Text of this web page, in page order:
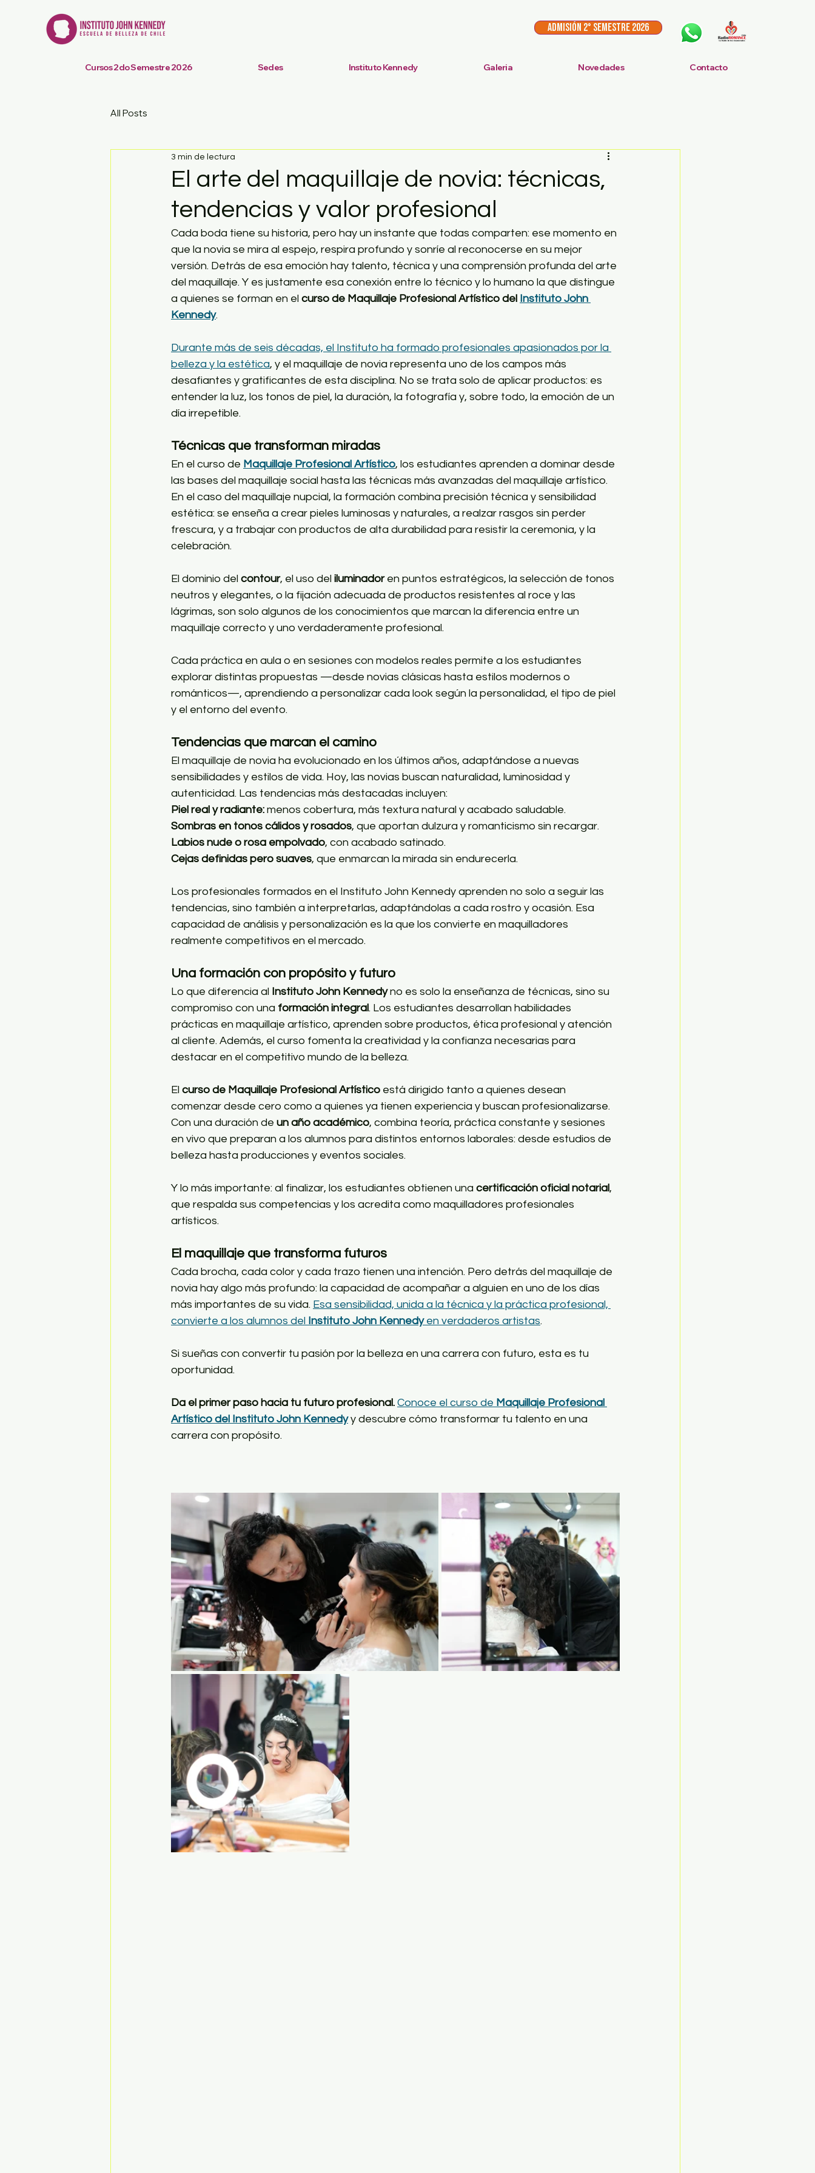
ADMISIÓN 2° Semestre 2026
Cursos 2do Semestre 2026 Sedes Instituto Kennedy Galeria Novedades Contacto
All Posts
El arte del maquillaje de novia: técnicas,
tendencias y valor profesional
3 min de lectura
Cada boda tiene su historia, pero hay un instante que todas comparten: ese momento en
que la novia se mira al espejo, respira profundo y sonríe al reconocerse en su mejor
versión. Detrás de esa emoción hay talento, técnica y una comprensión profunda del arte
del maquillaje. Y es justamente esa conexión entre lo técnico y lo humano la que distingue
a quienes se forman en el curso de Maquillaje Profesional Artístico del Instituto John
Kennedy.
Durante más de seis décadas, el Instituto ha formado profesionales apasionados por la
belleza y la estética, y el maquillaje de novia representa uno de los campos más
desafiantes y gratificantes de esta disciplina. No se trata solo de aplicar productos: es
entender la luz, los tonos de piel, la duración, la fotografía y, sobre todo, la emoción de un
día irrepetible.
Técnicas que transforman miradas
En el curso de Maquillaje Profesional Artístico, los estudiantes aprenden a dominar desde
las bases del maquillaje social hasta las técnicas más avanzadas del maquillaje artístico.
En el caso del maquillaje nupcial, la formación combina precisión técnica y sensibilidad
estética: se enseña a crear pieles luminosas y naturales, a realzar rasgos sin perder
frescura, y a trabajar con productos de alta durabilidad para resistir la ceremonia, y la
celebración.
El dominio del contour, el uso del iluminador en puntos estratégicos, la selección de tonos
neutros y elegantes, o la fijación adecuada de productos resistentes al roce y las
lágrimas, son solo algunos de los conocimientos que marcan la diferencia entre un
maquillaje correcto y uno verdaderamente profesional.
Cada práctica en aula o en sesiones con modelos reales permite a los estudiantes
explorar distintas propuestas —desde novias clásicas hasta estilos modernos o
románticos—, aprendiendo a personalizar cada look según la personalidad, el tipo de piel
y el entorno del evento.
Tendencias que marcan el camino
El maquillaje de novia ha evolucionado en los últimos años, adaptándose a nuevas
sensibilidades y estilos de vida. Hoy, las novias buscan naturalidad, luminosidad y
autenticidad. Las tendencias más destacadas incluyen:
Piel real y radiante: menos cobertura, más textura natural y acabado saludable.
Sombras en tonos cálidos y rosados, que aportan dulzura y romanticismo sin recargar.
Labios nude o rosa empolvado, con acabado satinado.
Cejas definidas pero suaves, que enmarcan la mirada sin endurecerla.
Los profesionales formados en el Instituto John Kennedy aprenden no solo a seguir las
tendencias, sino también a interpretarlas, adaptándolas a cada rostro y ocasión. Esa
capacidad de análisis y personalización es la que los convierte en maquilladores
realmente competitivos en el mercado.
Una formación con propósito y futuro
Lo que diferencia al Instituto John Kennedy no es solo la enseñanza de técnicas, sino su
compromiso con una formación integral. Los estudiantes desarrollan habilidades
prácticas en maquillaje artístico, aprenden sobre productos, ética profesional y atención
al cliente. Además, el curso fomenta la creatividad y la confianza necesarias para
destacar en el competitivo mundo de la belleza.
El curso de Maquillaje Profesional Artístico está dirigido tanto a quienes desean
comenzar desde cero como a quienes ya tienen experiencia y buscan profesionalizarse.
Con una duración de un año académico, combina teoría, práctica constante y sesiones
en vivo que preparan a los alumnos para distintos entornos laborales: desde estudios de
belleza hasta producciones y eventos sociales.
Y lo más importante: al finalizar, los estudiantes obtienen una certificación oficial notarial,
que respalda sus competencias y los acredita como maquilladores profesionales
artísticos.
El maquillaje que transforma futuros
Cada brocha, cada color y cada trazo tienen una intención. Pero detrás del maquillaje de
novia hay algo más profundo: la capacidad de acompañar a alguien en uno de los días
más importantes de su vida. Esa sensibilidad, unida a la técnica y la práctica profesional,
convierte a los alumnos del Instituto John Kennedy en verdaderos artistas.
Si sueñas con convertir tu pasión por la belleza en una carrera con futuro, esta es tu
oportunidad.
Da el primer paso hacia tu futuro profesional. Conoce el curso de Maquillaje Profesional
Artístico del Instituto John Kennedy y descubre cómo transformar tu talento en una
carrera con propósito.